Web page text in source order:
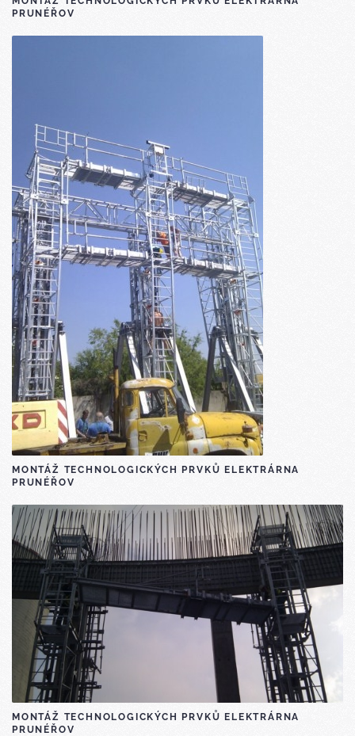
PRUNÉŘOV
MONTÁŽ TECHNOLOGICKÝCH PRVKŮ ELEKTRÁRNA
PRUNÉŘOV
MONTÁŽ TECHNOLOGICKÝCH PRVKŮ ELEKTRÁRNA
PRUNÉŘOV